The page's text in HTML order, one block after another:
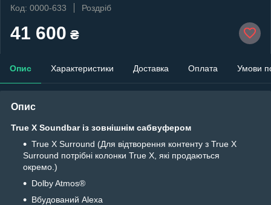
Код: 0000-633
Роздріб
41 600 ₴
Опис Характеристики Доставка Оплата Умови
Опис
True X Soundbar із зовнішнім сабвуфером
True X Surround (Для відтворення контенту з True X
Surround потрібні колонки True X, які продаються
окремо.)
Dolby Atmos®
Вбудований Alexa